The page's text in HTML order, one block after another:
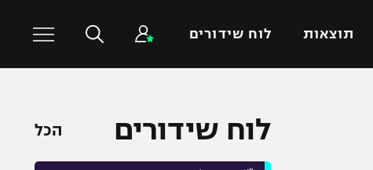
תוצאות לוח שידורים
כדורסל עולמילוח שידורים הכל